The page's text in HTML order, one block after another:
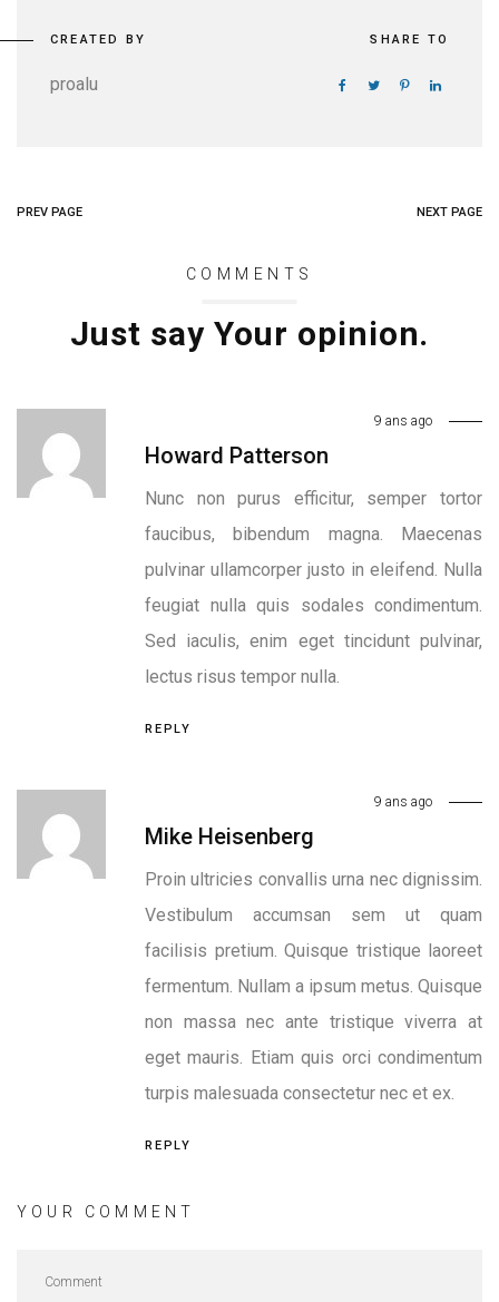
CREATED BY
proalu
SHARE TO
PREV PAGE NEXT PAGE
COMMENTS
Just say Your opinion.
Howard Patterson
9 ans ago
Nunc non purus efficitur, semper tortor
faucibus, bibendum magna. Maecenas
pulvinar ullamcorper justo in eleifend. Nulla
feugiat nulla quis sodales condimentum.
Sed iaculis, enim eget tincidunt pulvinar,
lectus risus tempor nulla.
REPLY
Mike Heisenberg
9 ans ago
Proin ultricies convallis urna nec dignissim.
Vestibulum accumsan sem ut quam
facilisis pretium. Quisque tristique laoreet
fermentum. Nullam a ipsum metus. Quisque
non massa nec ante tristique viverra at
eget mauris. Etiam quis orci condimentum
turpis malesuada consectetur nec et ex.
REPLY
YOUR COMMENT